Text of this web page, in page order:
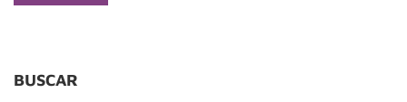
MORE
Y
BUSCAR